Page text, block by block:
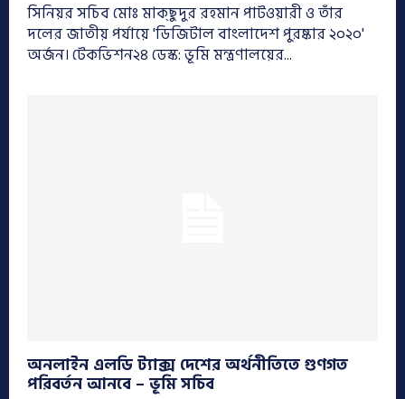
সিনিয়র সচিব মোঃ মাক্‌ছুদুর রহমান পাটওয়ারী ও তাঁর
দলের জাতীয় পর্যায়ে 'ডিজিটাল বাংলাদেশ পুরষ্কার ২০২০'
অর্জন। টেকভিশন২৪ ডেস্ক: ভূমি মন্ত্রণালয়ের...
অনলাইন এলডি ট্যাক্স দেশের অর্থনীতিতে গুণগত
পরিবর্তন আনবে – ভূমি সচিব